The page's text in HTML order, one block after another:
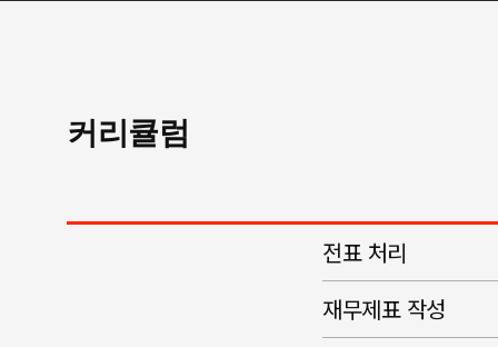
커리큘럼
전표 처리
재무제표 작성